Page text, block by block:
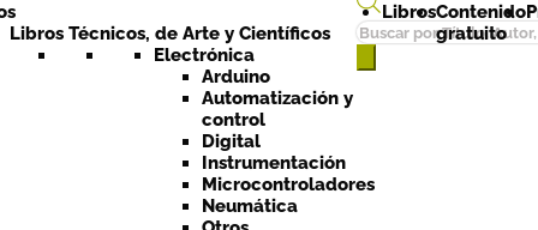
Búsqueda
de
Libros Técnicos, de Arte y Científicos
Electrónica
Arduino
Automatización y
control
Digital
Instrumentación
Microcontroladores
Neumática
LibrosContenido
gratuito